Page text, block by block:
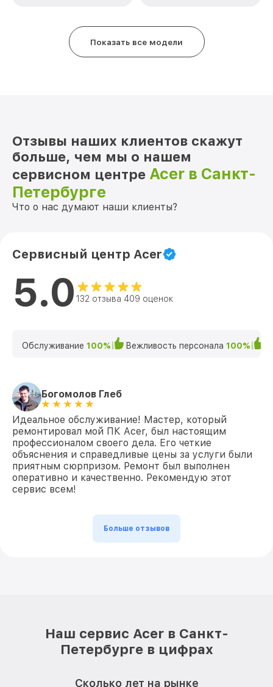
Показать все модели
Отзывы наших клиентов скажут
больше, чем мы о нашем
сервисном центре Acer в Санкт-
Петербурге
Что о нас думают наши клиенты?
Сервисный центр Acer
5.0 132 отзыва 409 оценок
Обслуживание 100% Вежливость персонала 100%
Богомолов Глеб
Идеальное обслуживание! Мастер, который
ремонтировал мой ПК Acer, был настоящим
профессионалом своего дела. Его четкие
объяснения и справедливые цены за услуги были
приятным сюрпризом. Ремонт был выполнен
оперативно и качественно. Рекомендую этот
сервис всем!
Больше отзывов
Наш сервис Acer в Санкт-
Петербурге в цифрах
Сколько лет на рынке